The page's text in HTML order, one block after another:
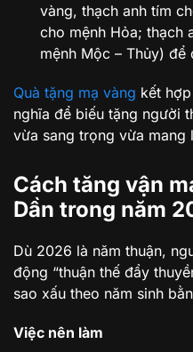
vàng, thạch anh tím
cho mệnh Hỏa; thạch
mệnh Mộc – Thủy)
Quà tặng mạ vàng kết
nghĩa để biếu tặng người
vừa sang trọng vừa mang
Cách tăng vận
Dần trong năm
Dù 2026 là năm thuận,
động “thuận thế đẩy
sao xấu theo năm sinh
Việc nên làm